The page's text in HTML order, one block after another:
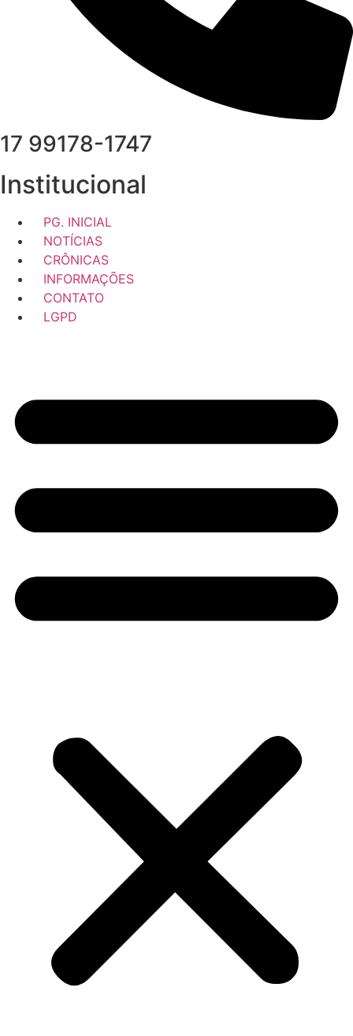
17 99178-1747
Institucional
PG. INICIAL
NOTÍCIAS
CRÔNICAS
INFORMAÇÕES
CONTATO
LGPD